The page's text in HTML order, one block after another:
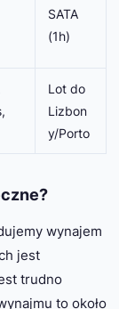
SATA
(1h)
Lot do
Lizbon
y/Porto
wynajem
jest
trudno
to około